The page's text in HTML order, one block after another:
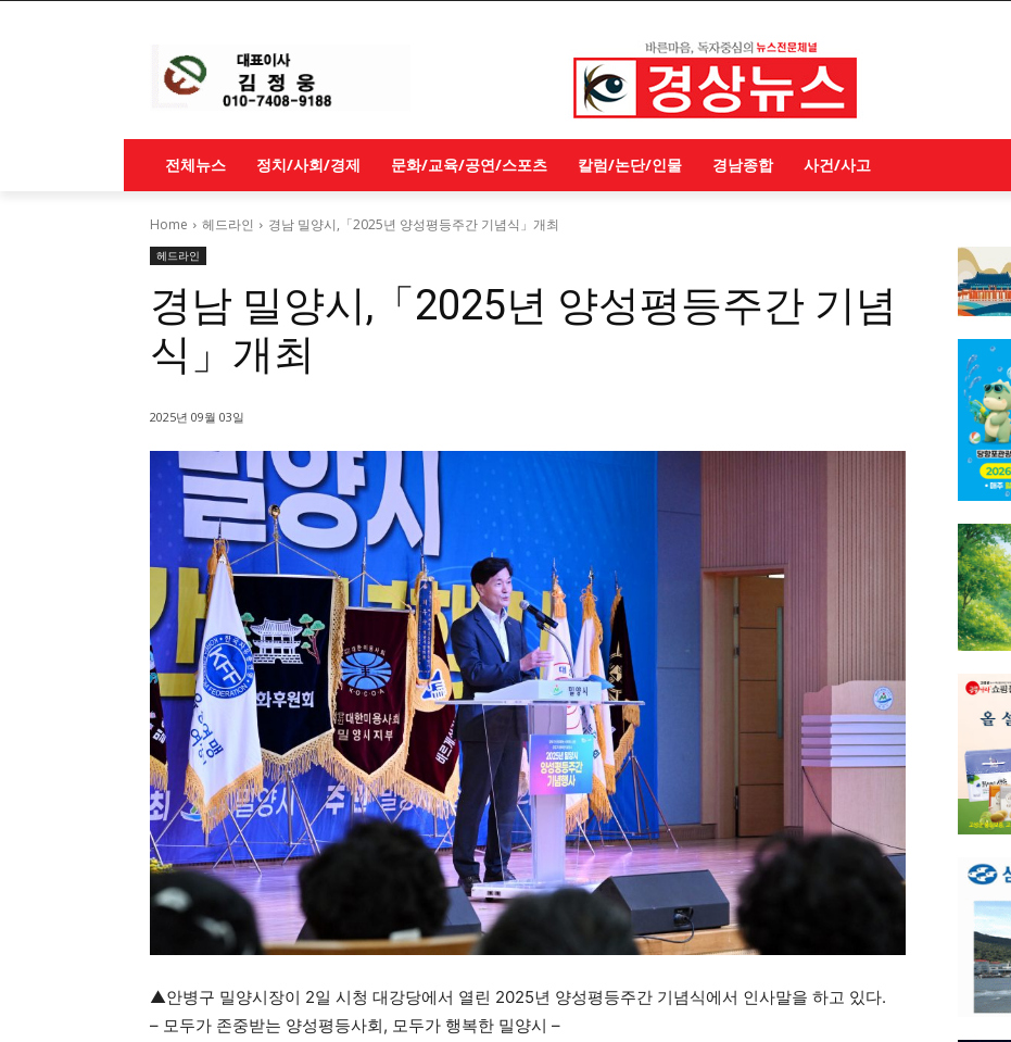
전체뉴스 정치/사회/경제 문화/교육/공연/스포츠 칼럼/논단/인물 경남종합 사건/사고
Home 헤드라인 경남 밀양시,「2025년 양성평등주간 기념식」개최
헤드라인
경남 밀양시,「2025년 양성평등주간 기념
식」개최
2025년 09월 03일
▲안병구 밀양시장이 2일 시청 대강당에서 열린 2025년 양성평등주간 기념식에서 인사말을 하고 있다.
– 모두가 존중받는 양성평등사회, 모두가 행복한 밀양시 –